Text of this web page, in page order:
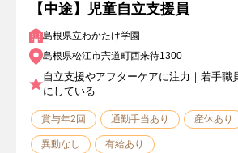
【中途】児童自立支援員
島根県立わかたけ学園
島根県松江市宍道町西来待1300
自立支援やアフターケアに注力｜若手職
にしている
賞与年2回 通勤手当あり 産休あり
異動なし 有給あり